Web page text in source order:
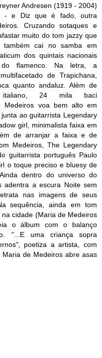
Andresen (1919 - 2004)
- e Diz que é fado, outra
Cruzando sotaques e
muito do tom jazzy que
cai no samba em
dos quintais nacionais
flamenco. Na letra, a
de Trapichana,
quanto andaluz. Além de
24 mila baci
Medeiros voa bem alto em
ao guitarrista Legendary
girl, minimalista faixa em
de arranjar a faixa e de
Medeiros, The Legendary
guitarrista português Paulo
o toque preciso e bluesy de
dentro do universo do
adentra a escura Noite sem
nas imagens de seus
sequência, ainda em tom
cidade (Maria de Medeiros
o álbum com o balanço
"...E uma criança sopra
poetiza a artista, com
de Medeiros abre asas